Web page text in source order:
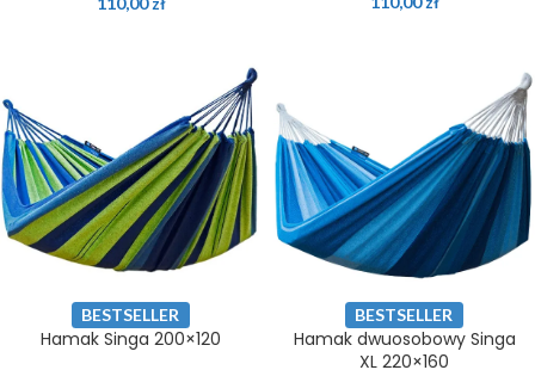
BESTSELLER
Hamak Singa 200×120
BESTSELLER
Hamak dwuosobowy Singa
XL 220×160